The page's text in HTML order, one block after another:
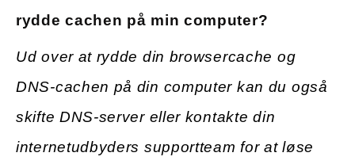
rydde cachen på min computer?
Ud over at rydde din browsercache og
DNS-cachen på din computer kan du også
skifte DNS-server eller kontakte din
internetudbyders supportteam for at løse